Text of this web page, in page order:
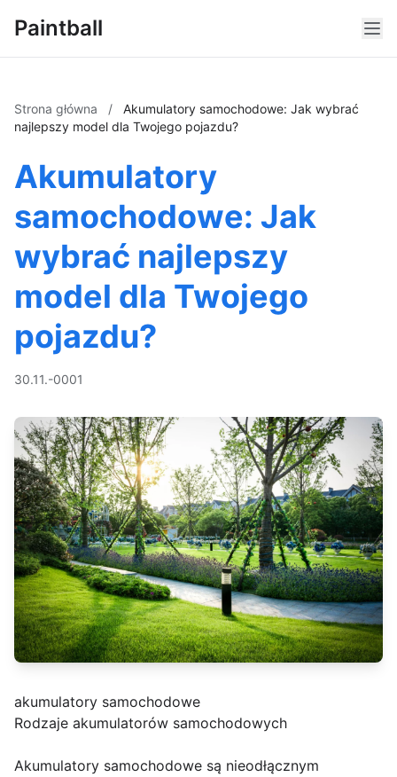
Paintball
Strona główna /
Akumulatory samochodowe: Jak wybrać
najlepszy model dla Twojego pojazdu?
Akumulatory
samochodowe: Jak
wybrać najlepszy
model dla Twojego
pojazdu?
30.11.-0001
akumulatory samochodowe
Rodzaje akumulatorów samochodowych
Akumulatory samochodowe są nieodłącznym